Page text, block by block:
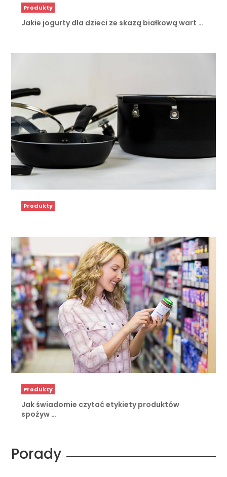
Produkty
Jakie jogurty dla dzieci ze skazą białkową wart …
Produkty
Produkty
Jak świadomie czytać etykiety produktów
spożyw …
Porady